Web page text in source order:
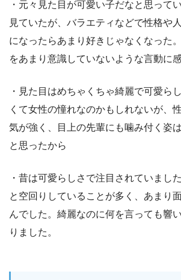
・元々見た目が可愛い子だなと思って
見ていたが、バラエティなどで性格や
になったらあまり好きじゃなくなった
をあまり意識していないような言動に感
・見た目はめちゃくちゃ綺麗で可愛ら
くて女性の憧れなのかもしれないが、
気が強く、目上の先輩にも噛み付く姿
と思ったから
・昔は可愛らしさで注目されていまし
と空回りしていることが多く、あまり
んでした。綺麗なのに何を言っても響
りました。